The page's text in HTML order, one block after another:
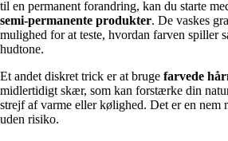
til en permanent forandring, kan du starte
semi-permanente produkter. De vaskes
mulighed for at teste, hvordan farven spiller
hudtone.
Et andet diskret trick er at bruge farvede
midlertidigt skær, som kan forstærke din
strejf af varme eller kølighed. Det er en nem
uden risiko.